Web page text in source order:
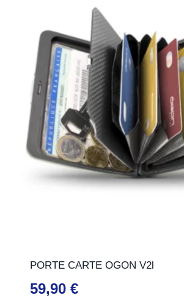
PORTE CARTE OGON V2l
59,90 €